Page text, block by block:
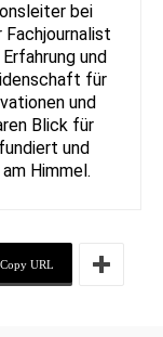
bei
und
für
und
Blick für
und
Himmel.
Copy URL